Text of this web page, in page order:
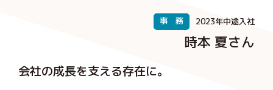
事 務 2023年中途入社
時本 夏さん
会社の成長を支える存在に。